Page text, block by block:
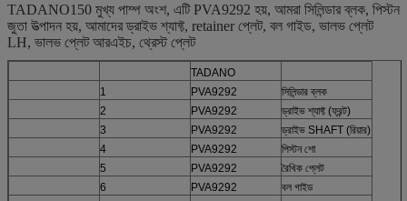
TADANO150 মুখ্য পাম্প অংশ, এটি PVA9292 হয়, আমরা সিলিন্ডার ব্লক, পিস্টন
জুতা উত্পাদন হয়, আমাদের ড্রাইভ শ্যাফ্ট, retainer প্লেট, বল গাইড, ভালভ প্লেট
LH, ভালভ প্লেট আরএইচ, থ্রেস্ট প্লেট
TADANO
1
PVA9292
সিলিন্ডার ব্লক
2
PVA9292
ড্রাইভ শ্যাফ্ট (ফ্রন্ট)
3
PVA9292
ড্রাইভ SHAFT (রিয়ার)
4
PVA9292
পিস্টন শো
5
PVA9292
রৈখিক প্লেট
6
PVA9292
বল গাইড